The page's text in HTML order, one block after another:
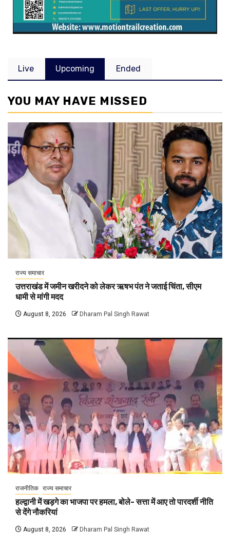
Live Upcoming Ended
YOU MAY HAVE MISSED
राज्य समाचार
उत्तराखंड में जमीन खरीदने को लेकर ऋषभ पंत ने जताई चिंता, सीएम
धामी से मांगी मदद
August 8, 2026 Dharam Pal Singh Rawat
राजनीतिक राज्य समाचार
हल्द्वानी में खड़गे का भाजपा पर हमला, बोले- सत्ता में आए तो पारदर्शी नीति
से देंगे नौकरियां
August 8, 2026 Dharam Pal Singh Rawat